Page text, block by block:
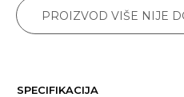
PROIZVOD VIŠE NIJE
SPECIFIKACIJA